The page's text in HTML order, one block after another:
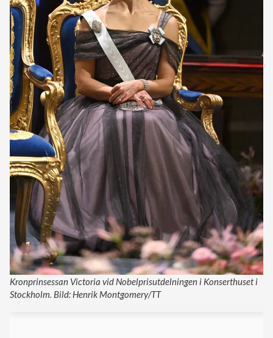
Kronprinsessan Victoria vid Nobelprisutdelningen i Konserthuset i
Stockholm. Bild: Henrik Montgomery/TT